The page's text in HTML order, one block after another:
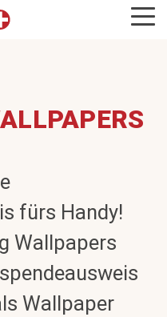
fürs Handy!
Wallpapers
Wallpaper